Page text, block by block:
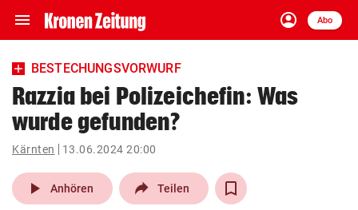
menu Navigation
ein-/ausklappen
account_circle
Anmelden
Abo
close Schließen
account_circle Anmelden
pin_drop
Wien arrow_right
BESTECHUNGSVORWURF
Razzia bei Polizeichefin: Was
wurde gefunden?
Kärnten 13.06.2024 20:00
play_arrow Anhören Teilen